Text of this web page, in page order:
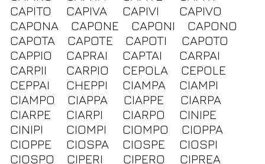
CAPITO
CAPIVA CAPIVI
CAPIVO
CAPONA
CAPONE CAPONI
CAPONO
CAPOTA
CAPOTE CAPOTI
CAPOTO
CAPPIO
CAPRAI CAPTAI
CARPAI
CARPII
CARPIO CEPOLA
CEPOLE
CEPPAI
CHEPPI CIAMPA
CIAMPI
CIAMPO
CIAPPA CIAPPE
CIARPA
CIARPE
CIARPI CIARPO
CINIPE
CINIPI
CIOMPI CIOMPO
CIOPPA
CIOPPE
CIOSPA CIOSPE
CIOSPI
CIOSPO
CIPERI CIPERO CIPREA